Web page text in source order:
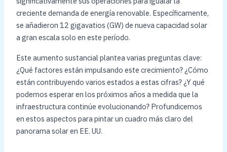
creciente demanda de energía renovable. Específicamente,
se añadieron 12 gigavatios (GW) de nueva capacidad solar
a gran escala solo en este período.
Este aumento sustancial plantea varias preguntas clave:
¿Qué factores están impulsando este crecimiento? ¿Cómo
están contribuyendo varios estados a estas cifras? ¿Y qué
podemos esperar en los próximos años a medida que la
infraestructura continúe evolucionando? Profundicemos
en estos aspectos para pintar un cuadro más claro del
panorama solar en EE. UU.